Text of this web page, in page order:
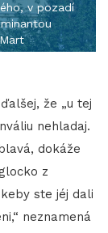
v pozadí
že „u tej
nehladaj.
dokáže
z
ste jéj dali
neznamená